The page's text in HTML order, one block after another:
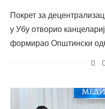
Покрет за
у Убу отворио
формирао Општински